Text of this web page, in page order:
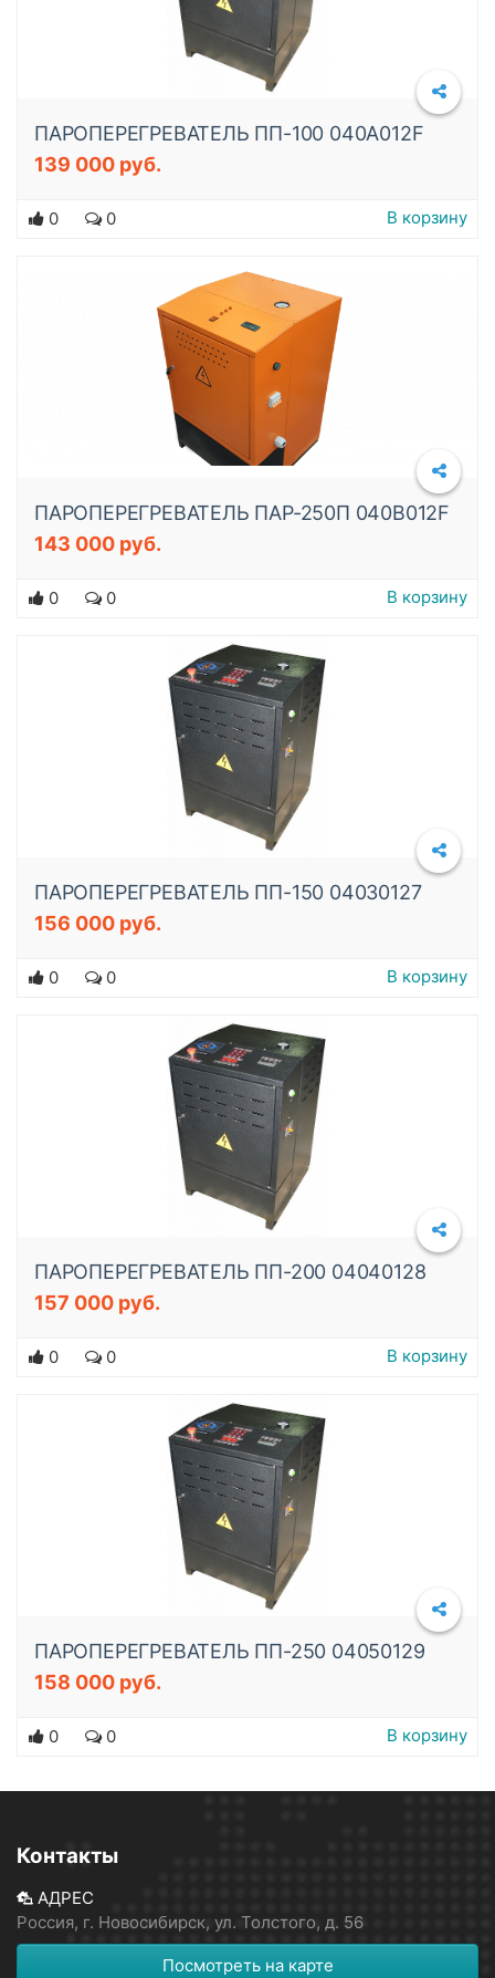
ПАРОПЕРЕГРЕВАТЕЛЬ ПП-100 040A012F
139 000 руб.
0 0 В корзину
ПАРОПЕРЕГРЕВАТЕЛЬ ПАР-250П 040B012F
143 000 руб.
0 0 В корзину
ПАРОПЕРЕГРЕВАТЕЛЬ ПП-150 04030127
156 000 руб.
0 0 В корзину
ПАРОПЕРЕГРЕВАТЕЛЬ ПП-200 04040128
157 000 руб.
0 0 В корзину
ПАРОПЕРЕГРЕВАТЕЛЬ ПП-250 04050129
158 000 руб.
0 0 В корзину
Контакты
АДРЕС
Россия, г. Новосибирск, ул. Толстого, д. 56
Посмотреть на карте